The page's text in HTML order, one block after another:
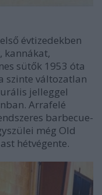
évtizedekben
kannákat,
sütők 1953 óta
szinte változatlan
jelleggel
Arrafelé
barbecue-
még Old
hétvégente.